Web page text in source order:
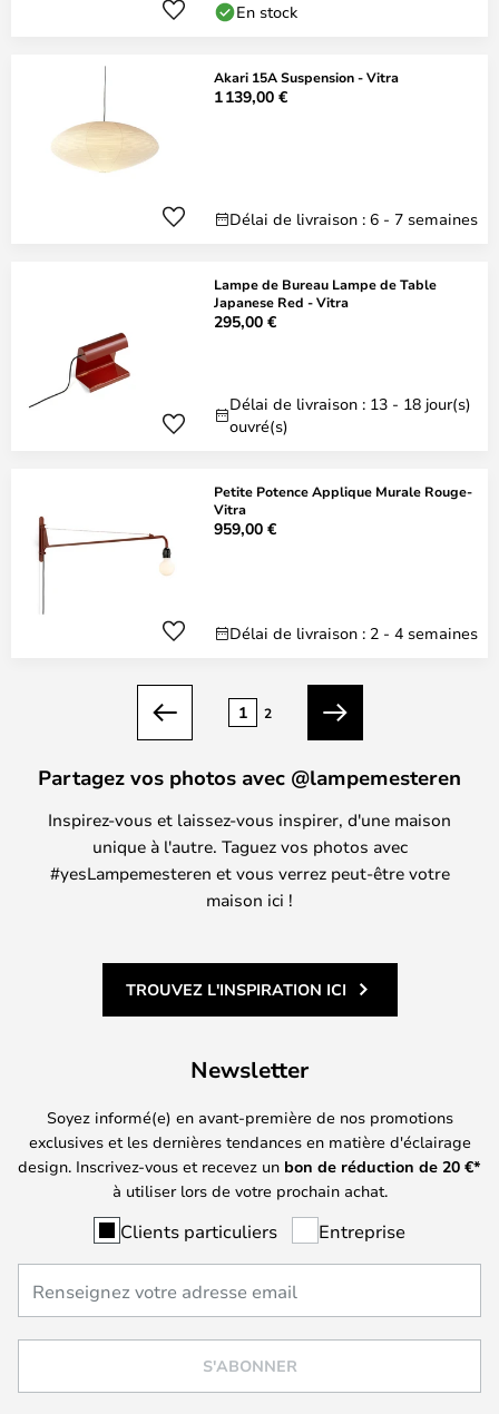
En stock
Akari 15A Suspension - Vitra
1 139,00 €
Délai de livraison : 6 - 7 semaines
Lampe de Bureau Lampe de Table
Japanese Red - Vitra
295,00 €
Délai de livraison : 13 - 18 jour(s)
ouvré(s)
Petite Potence Applique Murale Rouge-
Vitra
959,00 €
Délai de livraison : 2 - 4 semaines
Précédent
1 2
Suivant
Partagez vos photos avec @lampemesteren
Inspirez-vous et laissez-vous inspirer, d'une maison
unique à l'autre. Taguez vos photos avec
#yesLampemesteren et vous verrez peut-être votre
maison ici !
TROUVEZ L'INSPIRATION ICI
Newsletter
Soyez informé(e) en avant-première de nos promotions
exclusives et les dernières tendances en matière d'éclairage
design. Inscrivez-vous et recevez un bon de réduction de 20 €*
à utiliser lors de votre prochain achat.
Clients particuliers Entreprise
S'ABONNER